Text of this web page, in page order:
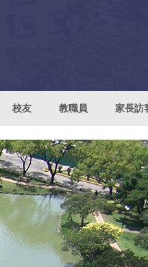
校友 教職員 家長訪